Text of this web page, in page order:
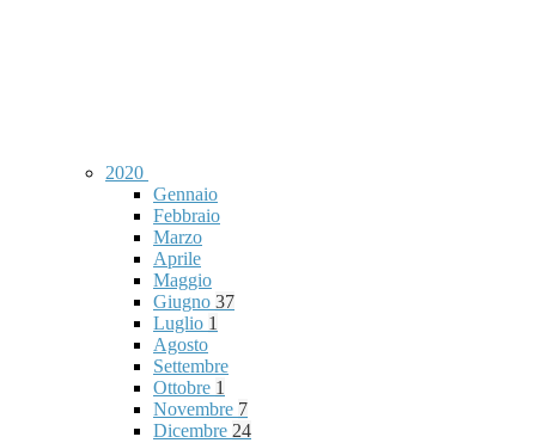
2020
Gennaio
Febbraio
Marzo
Aprile
Maggio
Giugno 37
Luglio 1
Agosto
Settembre
Ottobre 1
Novembre 7
Dicembre 24